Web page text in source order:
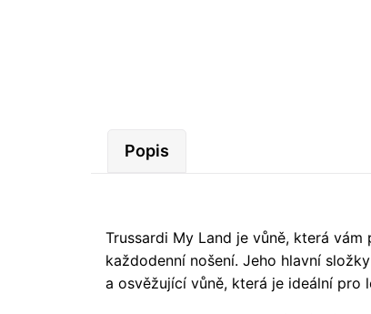
Popis
Trussardi My Land je vůně, která
každodenní nošení. Jeho hlavní
a osvěžující vůně, která je ideální pro